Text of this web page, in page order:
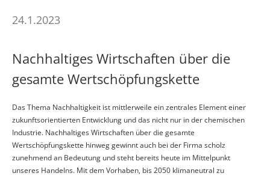
24.1.2023
Nachhaltiges Wirtschaften über die
gesamte Wertschöpfungskette
Das Thema Nachhaltigkeit ist mittlerweile ein zentrales Element einer
zukunftsorientierten Entwicklung und das nicht nur in der chemischen
Industrie. Nachhaltiges Wirtschaften über die gesamte
Wertschöpfungskette hinweg gewinnt auch bei der Firma scholz
zunehmend an Bedeutung und steht bereits heute im Mittelpunkt
unseres Handelns. Mit dem Vorhaben, bis 2050 klimaneutral zu